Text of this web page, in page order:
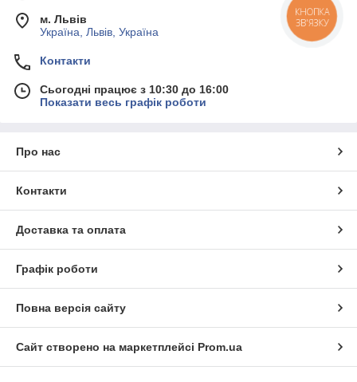
м. Львів
Україна, Львів, Україна
Контакти
Сьогодні працює з 10:30 до 16:00
Показати весь графік роботи
Про нас
Контакти
Доставка та оплата
Графік роботи
Повна версія сайту
Сайт створено на маркетплейсі Prom.ua
КНОПКА
ЗВ'ЯЗКУ